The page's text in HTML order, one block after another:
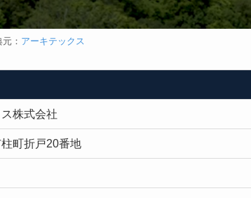
： アーキテックス
株式会社
町折戸20番地